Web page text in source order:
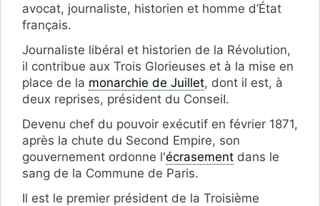
avocat, journaliste, historien et homme d’État
français.
Journaliste libéral et historien de la Révolution,
il contribue aux Trois Glorieuses et à la mise en
place de la monarchie de Juillet, dont il est, à
deux reprises, président du ConseiI.
Devenu chef du pouvoir exécutif en février 1871,
après la chute du Second Empire, son
gouvernement ordonne l'écrasement dans le
sang de la Commune de Paris.
Il est le premier président de la Troisième